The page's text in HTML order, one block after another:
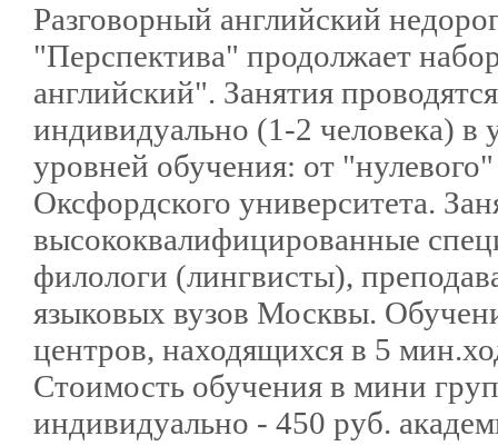
Разговорный английский
"Перспектива" продолжает
английский". Занятия
индивидуально (1-2 человека) в
уровней обучения: от
Оксфордского университета.
высококвалифицированные
филологи (лингвисты),
языковых вузов Москвы.
центров, находящихся в 5
Стоимость обучения в мини
индивидуально - 450 руб.